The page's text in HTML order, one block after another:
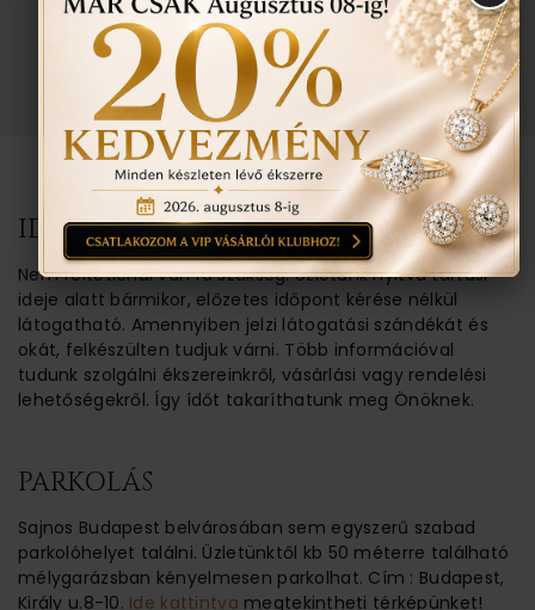
TOVÁBBI INFORMÁCIÓ
TUDNIVALÓK
IDŐPONT EGYEZTETÉSE
Nem feltétlenül van rá szükség. Üzletünk nyitva tartási
ideje alatt bármikor, előzetes időpont kérése nélkül
látogatható. Amennyiben jelzi látogatási szándékát és
okát, felkészülten tudjuk várni. Több információval
tudunk szolgálni ékszereinkről, vásárlási vagy rendelési
lehetőségekről. Így ídőt takaríthatunk meg Önöknek.
PARKOLÁS
Sajnos Budapest belvárosában sem egyszerű szabad
parkolóhelyet találni. Üzletünktől kb 50 méterre található
mélygarázsban kényelmesen parkolhat. Cím : Budapest,
Király u.8-10. Ide kattintva megtekintheti térképünket!